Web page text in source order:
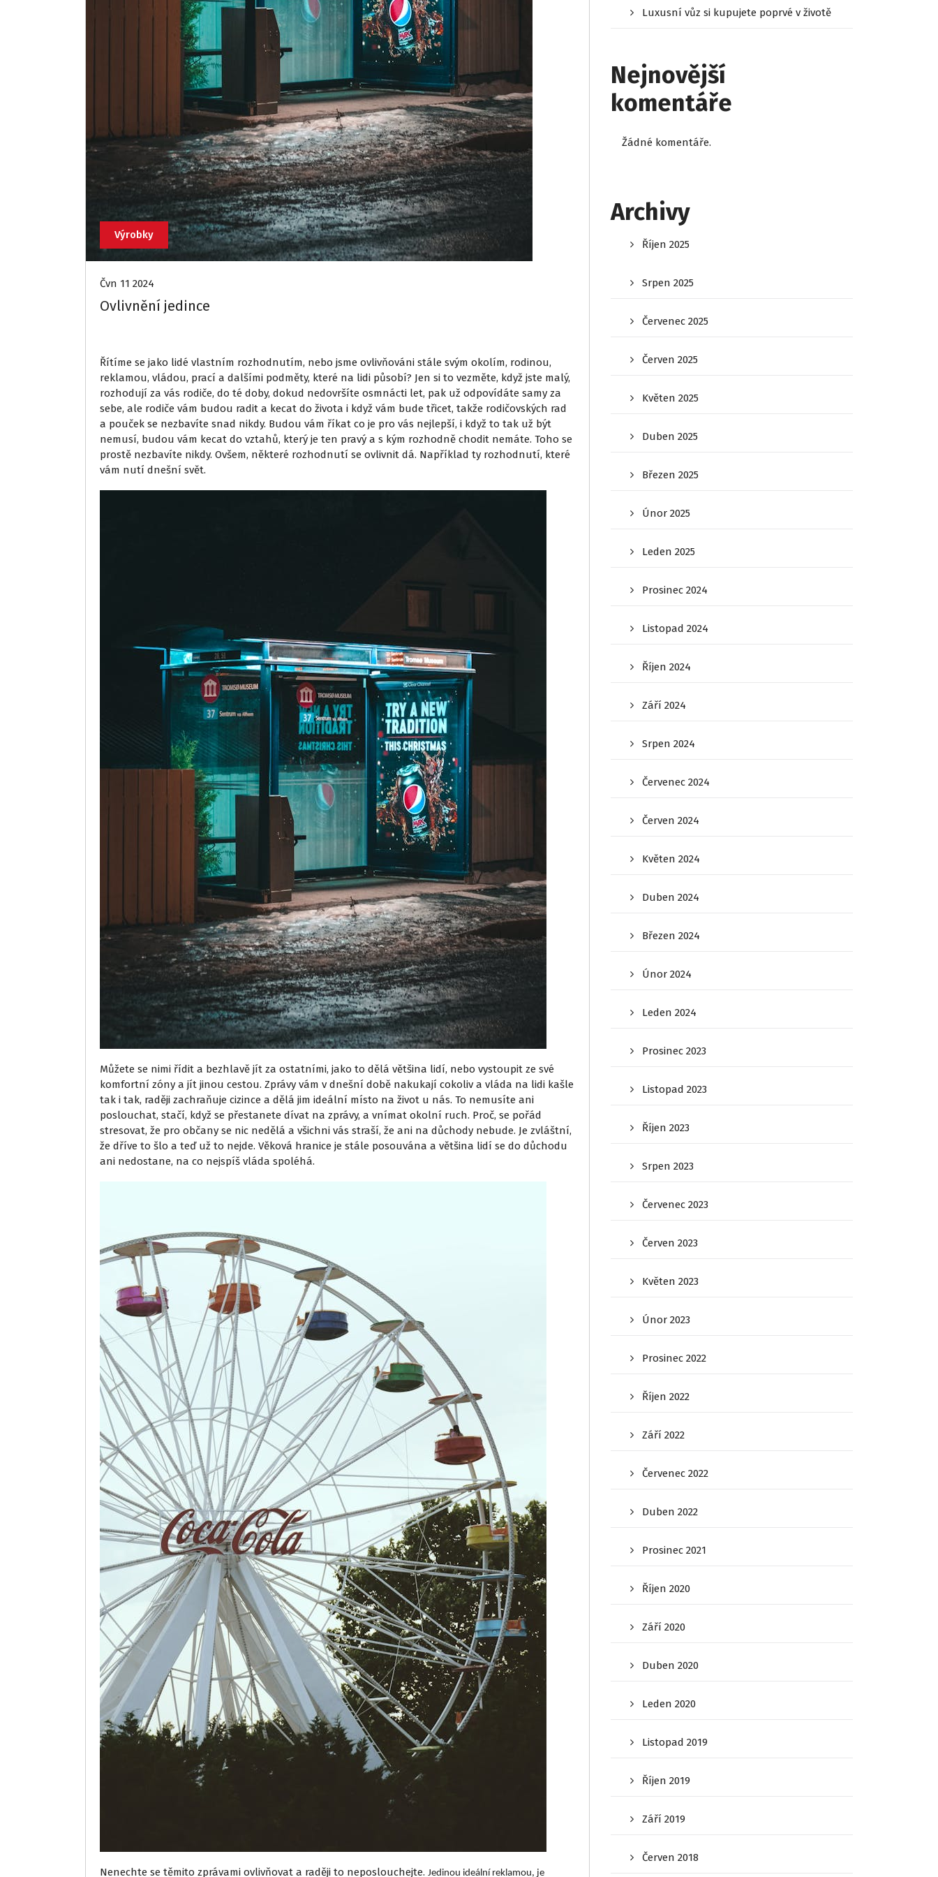
Výrobky
Čvn 11 2024
Ovlivnění jedince
Řítíme se jako lidé vlastním rozhodnutím, nebo jsme ovlivňováni stále svým okolím, rodinou,
reklamou, vládou, prací a dalšími podměty, které na lidi působí? Jen si to vezměte, když jste malý,
rozhodují za vás rodiče, do té doby, dokud nedovršíte osmnácti let, pak už odpovídáte samy za
sebe, ale rodiče vám budou radit a kecat do života i když vám bude třicet, takže rodičovských rad
a pouček se nezbavíte snad nikdy. Budou vám říkat co je pro vás nejlepší, i když to tak už být
nemusí, budou vám kecat do vztahů, který je ten pravý a s kým rozhodně chodit nemáte. Toho se
prostě nezbavíte nikdy. Ovšem, některé rozhodnutí se ovlivnit dá. Například ty rozhodnutí, které
vám nutí dnešní svět.
Můžete se nimi řídit a bezhlavě jít za ostatními, jako to dělá většina lidí, nebo vystoupit ze své
komfortní zóny a jít jinou cestou. Zprávy vám v dnešní době nakukají cokoliv a vláda na lidi kašle
tak i tak, raději zachraňuje cizince a dělá jim ideální místo na život u nás. To nemusíte ani
poslouchat, stačí, když se přestanete dívat na zprávy, a vnímat okolní ruch. Proč, se pořád
stresovat, že pro občany se nic nedělá a všichni vás straší, že ani na důchody nebude. Je zvláštní,
že dříve to šlo a teď už to nejde. Věková hranice je stále posouvána a většina lidí se do důchodu
ani nedostane, na co nejspíš vláda spoléhá.
Nenechte se těmito zprávami ovlivňovat a raději to neposlouchejte. Jedinou ideální reklamou, je
Luxusní vůz si kupujete poprvé v životě
Nejnovější
komentáře
Žádné komentáře.
Archivy
Říjen 2025
Srpen 2025
Červenec 2025
Červen 2025
Květen 2025
Duben 2025
Březen 2025
Únor 2025
Leden 2025
Prosinec 2024
Listopad 2024
Říjen 2024
Září 2024
Srpen 2024
Červenec 2024
Červen 2024
Květen 2024
Duben 2024
Březen 2024
Únor 2024
Leden 2024
Prosinec 2023
Listopad 2023
Říjen 2023
Srpen 2023
Červenec 2023
Červen 2023
Květen 2023
Únor 2023
Prosinec 2022
Říjen 2022
Září 2022
Červenec 2022
Duben 2022
Prosinec 2021
Říjen 2020
Září 2020
Duben 2020
Leden 2020
Listopad 2019
Říjen 2019
Září 2019
Červen 2018